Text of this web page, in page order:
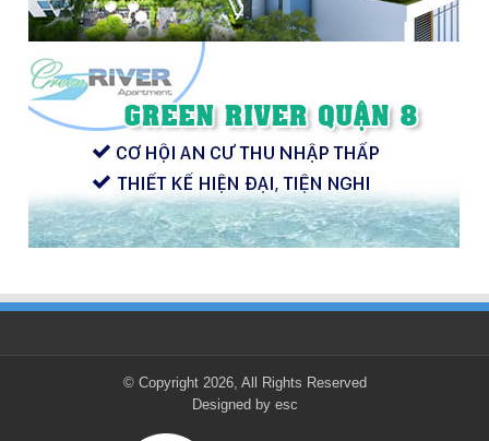
© Copyright 2026, All Rights Reserved
Designed by esc